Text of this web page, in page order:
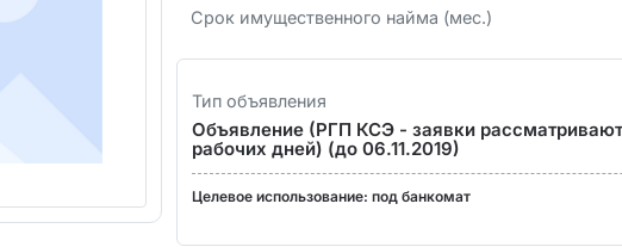
Срок имущественного найма (мес.)
Тип объявления
Объявление (РГП КСЭ - заявки
рабочих дней) (до 06.11.2019)
Целевое использование: под банкомат